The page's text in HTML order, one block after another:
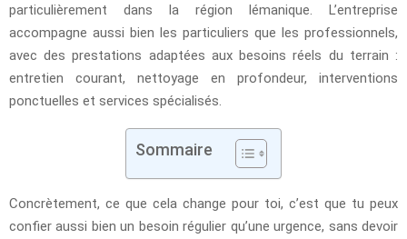
particulièrement dans la région lémanique. L’entreprise
accompagne aussi bien les particuliers que les professionnels,
avec des prestations adaptées aux besoins réels du terrain :
entretien courant, nettoyage en profondeur, interventions
ponctuelles et services spécialisés.
Sommaire
Concrètement, ce que cela change pour toi, c’est que tu peux
confier aussi bien un besoin régulier qu’une urgence, sans devoir